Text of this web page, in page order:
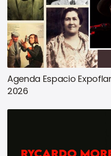
Agenda Espacio
2026